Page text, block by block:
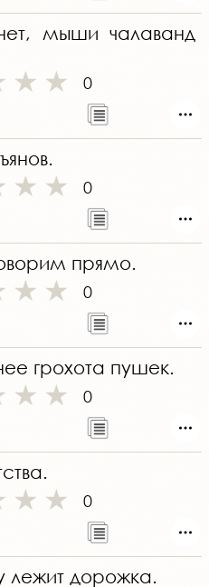
мыши чалаванд
0
0
прямо.
0
грохота пушек.
0
0
лежит дорожка.